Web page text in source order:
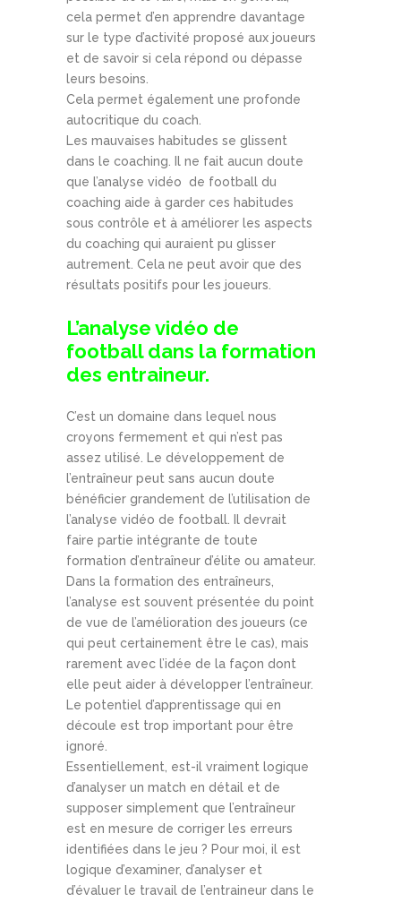
cela permet d’en apprendre davantage
sur le type d’activité proposé aux joueurs
et de savoir si cela répond ou dépasse
leurs besoins.
Cela permet également une profonde
autocritique du coach.
Les mauvaises habitudes se glissent
dans le coaching. Il ne fait aucun doute
que l’analyse vidéo de football du
coaching aide à garder ces habitudes
sous contrôle et à améliorer les aspects
du coaching qui auraient pu glisser
autrement. Cela ne peut avoir que des
résultats positifs pour les joueurs.
L’analyse vidéo de
football dans la formation
des entraineur.
C’est un domaine dans lequel nous
croyons fermement et qui n’est pas
assez utilisé. Le développement de
l’entraîneur peut sans aucun doute
bénéficier grandement de l’utilisation de
l’analyse vidéo de football. Il devrait
faire partie intégrante de toute
formation d’entraîneur d’élite ou amateur.
Dans la formation des entraîneurs,
l’analyse est souvent présentée du point
de vue de l’amélioration des joueurs (ce
qui peut certainement être le cas), mais
rarement avec l’idée de la façon dont
elle peut aider à développer l’entraîneur.
Le potentiel d’apprentissage qui en
découle est trop important pour être
ignoré.
Essentiellement, est-il vraiment logique
d’analyser un match en détail et de
supposer simplement que l’entraîneur
est en mesure de corriger les erreurs
identifiées dans le jeu ? Pour moi, il est
logique d’examiner, d’analyser et
d’évaluer le travail de l’entraineur dans le